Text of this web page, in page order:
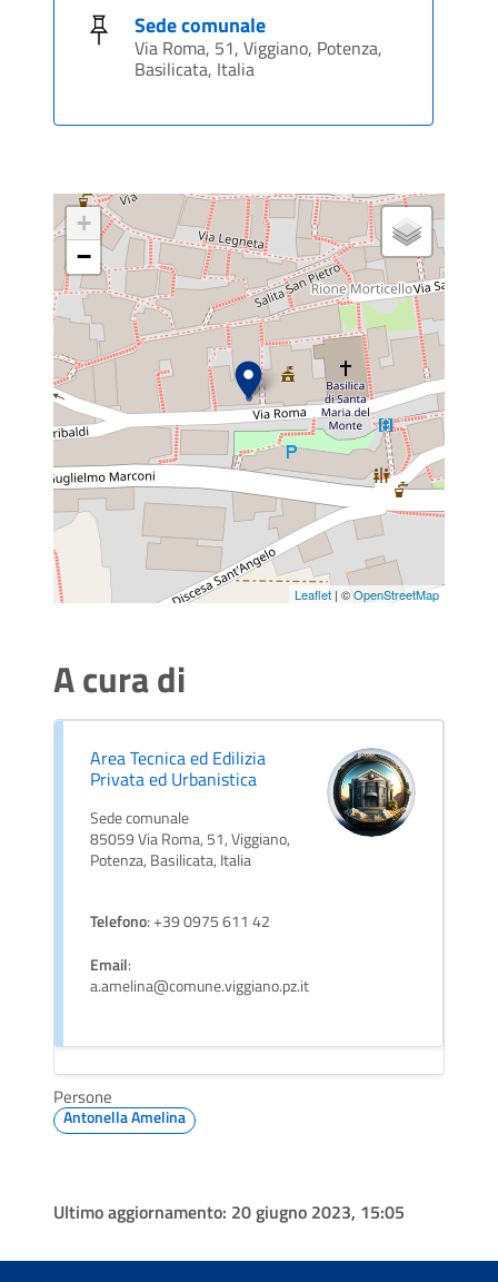
Sede comunale
Via Roma, 51, Viggiano, Potenza,
Basilicata, Italia
+
−
Leaflet | ©OpenStreetMap
A cura di
Area Tecnica ed Edilizia
Privata ed Urbanistica
Sede comunale
85059 Via Roma, 51, Viggiano,
Potenza, Basilicata, Italia
Telefono: +39 0975 611 42
Email:
a.amelina@comune.viggiano.pz.it
Persone
Antonella Amelina
Ultimo aggiornamento: 20 giugno 2023, 15:05